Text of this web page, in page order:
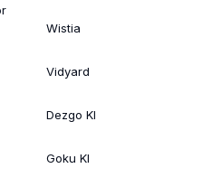
Wistia
Vidyard
Dezgo KI
Goku KI